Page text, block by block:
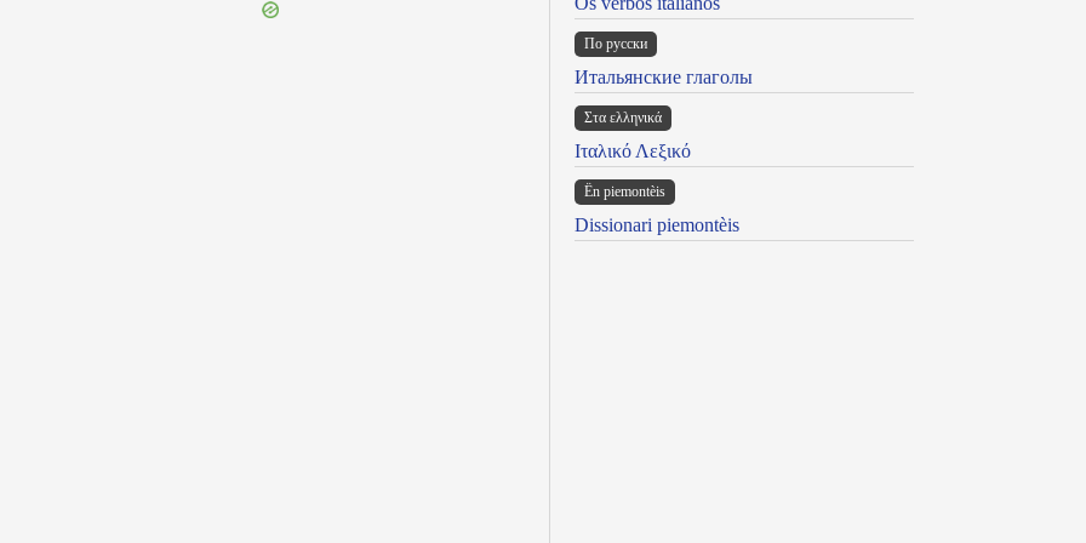
По русски
Итальянские глаголы
Στα ελληνικά
Ιταλικό Λεξικό
Ën piemontèis
Dissionari piemontèis